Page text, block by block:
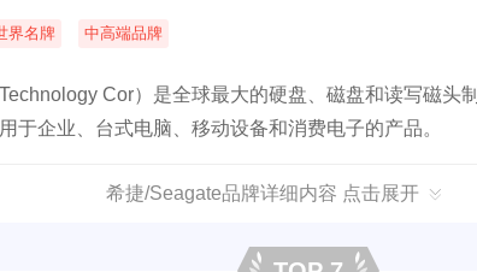
界名牌 中高端品牌
Cor）是全球最大的硬盘、磁盘和读写磁头
于企业、台式电脑、移动设备和消费电子的产品。
希捷/Seagate品牌详细内容 点击展开